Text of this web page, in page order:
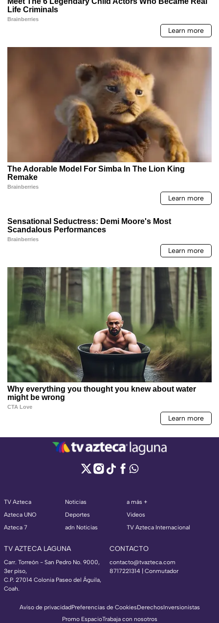
TV Azteca
Azteca UNO
Azteca 7
Noticias
Deportes
adn Noticias
a más +
Videos
TV Azteca Internacional
TV AZTECA LAGUNA
Carr. Torreón - San Pedro No. 9000,
3er piso,
C.P. 27014 Colonia Paseo del Águila,
Coah.
CONTACTO
contacto@tvazteca.com
8717221314 | Conmutador
Aviso de privacidadPreferencias de CookiesDerechosInversionistas
Promo EspacioTrabaja con nosotros